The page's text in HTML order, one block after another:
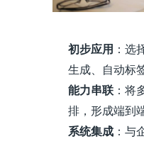
初步应用 ：选
生成、自动标
能力串联 ：将
排，形成端到
系统集成 ：与